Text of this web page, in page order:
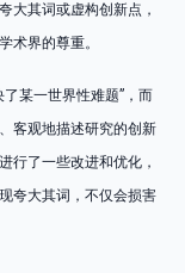
大其词或虚构创新点，
术界的尊重。
某一世界性难题”，而
客观地描述研究的创新
行了一些改进和优化，
夸大其词，不仅会损害